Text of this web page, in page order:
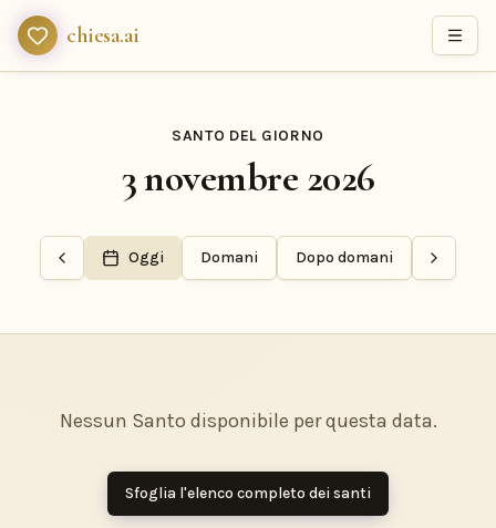
chiesa.ai
SANTO DEL GIORNO
3 novembre 2026
Oggi Domani Dopo domani
Nessun Santo disponibile per questa data.
Sfoglia l'elenco completo dei santi